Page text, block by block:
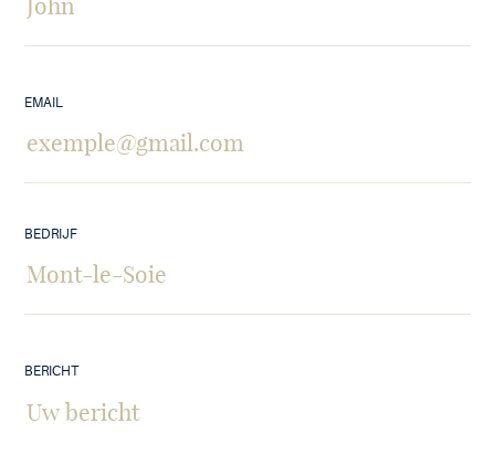
EMAIL
BEDRIJF
BERICHT